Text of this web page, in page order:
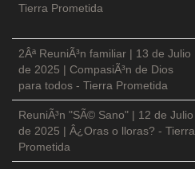
Tierra Prometida
2Âª ReuniÃ³n familiar | 13 de Julio
de 2025 | CompasiÃ³n de Dios
para todos - Tierra Prometida
ReuniÃ³n "SÃ© Sano" | 12 de Julio
de 2025 | Â¿Oras o lloras? - Tierra
Prometida